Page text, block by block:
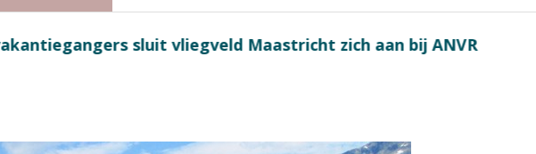
verkeersbureau na protesten massatoerisme: ‘Nederlandse